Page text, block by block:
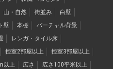
山・自然 街並み
白壁
壁 本棚
バーチャル背景
レンガ・タイル床
控室2部屋以上
控室3部屋以上
以上 広さ
広さ100平米以上